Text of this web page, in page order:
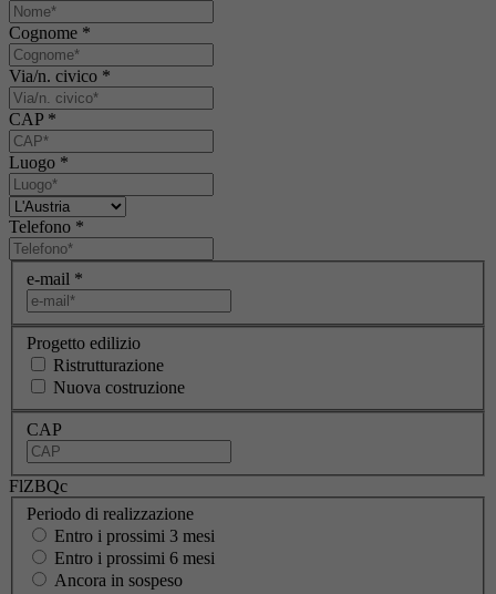
Cognome *
Via/n. civico *
CAP *
Luogo *
Telefono *
e-mail *
Progetto edilizio
Ristrutturazione
Nuova costruzione
CAP
FlZBQc
Periodo di realizzazione
Entro i prossimi 3 mesi
Entro i prossimi 6 mesi
Ancora in sospeso